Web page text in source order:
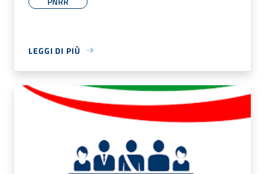
LEGGI DI PIÙ